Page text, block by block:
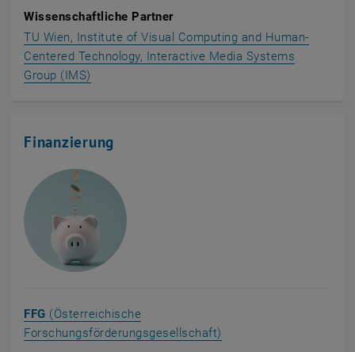
Wissenschaftliche Partner
TU Wien, Institute of Visual Computing and Human-
Centered Technology, Interactive Media Systems
Group (IMS)
Finanzierung
FFG (Österreichische
Forschungsförderungsgesellschaft)